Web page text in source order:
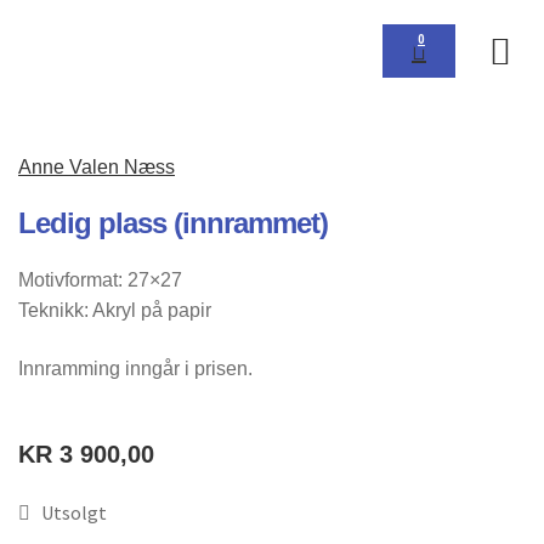
0
Anne Valen Næss
Ledig plass (innrammet)
Motivformat: 27×27
Teknikk: Akryl på papir
Innramming inngår i prisen.
KR 3 900,00
Utsolgt